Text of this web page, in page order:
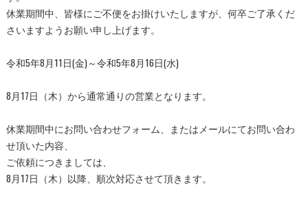
休業期間中、皆様にご不便をお掛けいたしますが、何卒ご了承くだ
さいますようお願い申し上げます。
令和5年8月11日(金)～令和5年8月16日(水)
8月17日（木）から通常通りの営業となります。
休業期間中にお問い合わせフォーム、またはメールにてお問い合わ
せ頂いた内容、
ご依頼につきましては、
8月17日（木）以降、順次対応させて頂きます。